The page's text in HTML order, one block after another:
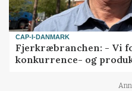
CAP-I-DANMARK
Fjerkræbranchen: - Vi
konkurrence- og